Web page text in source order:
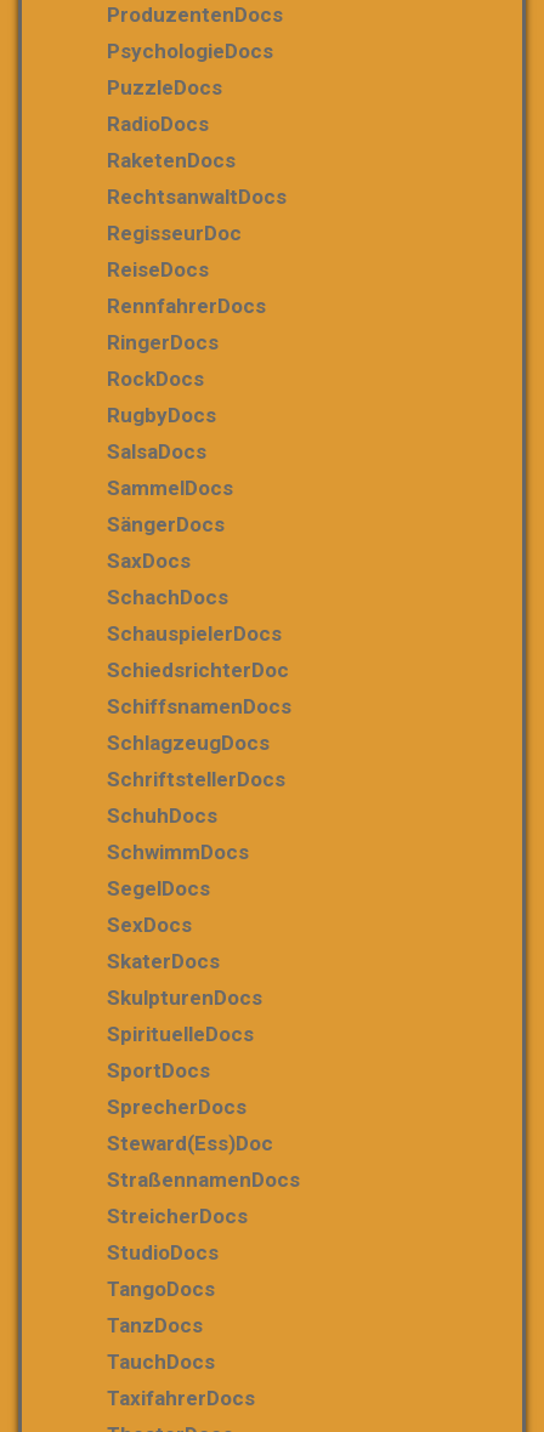
ProduzentenDocs
PsychologieDocs
PuzzleDocs
RadioDocs
RaketenDocs
RechtsanwaltDocs
RegisseurDoc
ReiseDocs
RennfahrerDocs
RingerDocs
RockDocs
RugbyDocs
SalsaDocs
SammelDocs
SängerDocs
SaxDocs
SchachDocs
SchauspielerDocs
SchiedsrichterDoc
SchiffsnamenDocs
SchlagzeugDocs
SchriftstellerDocs
SchuhDocs
SchwimmDocs
SegelDocs
SexDocs
SkaterDocs
SkulpturenDocs
SpirituelleDocs
SportDocs
SprecherDocs
Steward(ess)Doc
StraßennamenDocs
StreicherDocs
StudioDocs
TangoDocs
TanzDocs
TauchDocs
TaxifahrerDocs